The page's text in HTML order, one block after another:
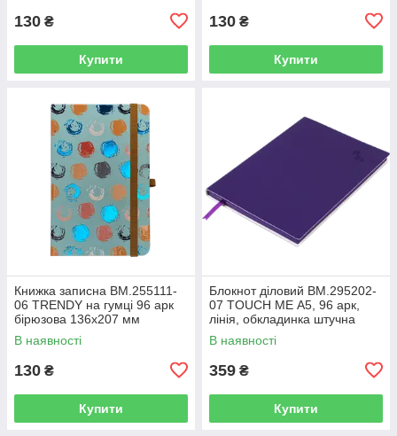
130 ₴
Купити
130 ₴
Купити
Книжка записна BM.255111-
06 TRENDY на гумці 96 арк
бірюзова 136х207 мм
клітинка(10)
В наявності
130 ₴
Купити
Блокнот діловий BM.295202-
07 TOUCH ME А5, 96 арк,
лінія, обкладинка штучна
шкіра, фіолетовий (50)
В наявності
359 ₴
Купити